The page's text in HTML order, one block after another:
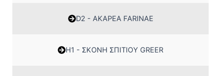
D2 - ΑΚΑΡΕΑ FARINAE
H1 - ΣΚΟΝΗ ΣΠΙΤΙΟΥ GREER